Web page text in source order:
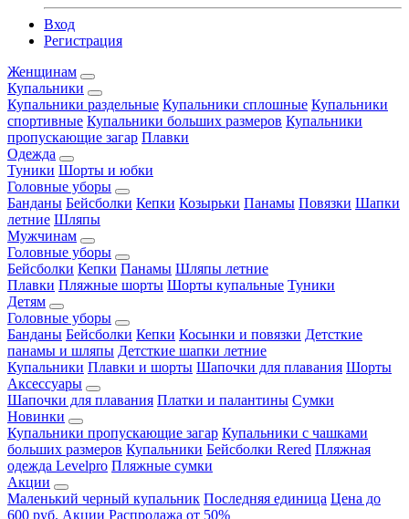
Вход
Регистрация
Женщинам
Купальники
Купальники раздельные Купальники сплошные Купальники
спортивные Купальники больших размеров Купальники
пропускающие загар Плавки
Одежда
Туники Шорты и юбки
Головные уборы
Банданы Бейсболки Кепки Козырьки Панамы Повязки Шапки
летние Шляпы
Мужчинам
Головные уборы
Бейсболки Кепки Панамы Шляпы летние
Плавки Пляжные шорты Шорты купальные Туники
Детям
Головные уборы
Банданы Бейсболки Кепки Косынки и повязки Детсткие
панамы и шляпы Детсткие шапки летние
Купальники Плавки и шорты Шапочки для плавания Шорты
Аксессуары
Шапочки для плавания Платки и палантины Сумки
Новинки
Купальники пропускающие загар Купальники с чашками
больших размеров Купальники Бейсболки Rered Пляжная
одежда Levelpro Пляжные сумки
Акции
Маленький черный купальник Последняя единица Цена до
600 руб. Акции Распродажа от 50%